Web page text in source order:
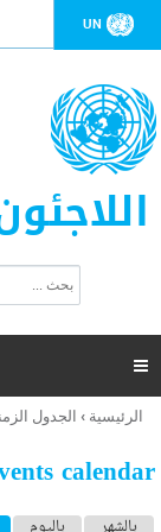
UN
ت
ر
ل
ح
ب

أنت
هنا
الرئيسية › الجدول
calendar